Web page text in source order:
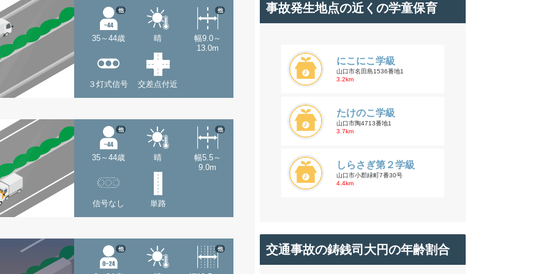
35～44歳
他
晴
幅9.0～
13.0m
他
３灯式信号 交差点付近
35～44歳
他
晴
幅5.5～
9.0m
他
信号なし 単路
他 他
事故発生地点の近くの学童保育
にこにこ学級
山口市名田島1536番地1
3.2km
たけのこ学級
山口市陶4713番地1
3.7km
しらさぎ第２学級
山口市小郡緑町7番30号
4.4km
交通事故の鋳銭司大円の年齢割合